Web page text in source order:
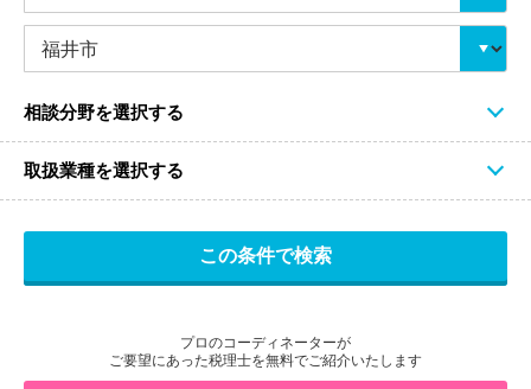
相談分野を選択する
取扱業種を選択する
プロのコーディネーターが
ご要望にあった税理士を無料でご紹介いたします